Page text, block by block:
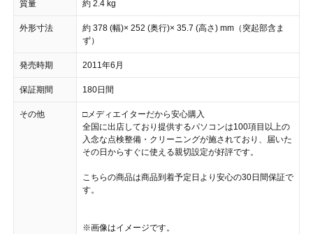
質量 約 2.4 kg
外形寸法
約 378 (幅)× 252 (奥行)× 35.7 (高さ) mm（突起部含ま
ず）
発売時期 2011年6月
保証期間 180日間
その他
□メディエイターだから安心購入
全国に出店しており提供するパソコンは100項目以上の
入念な点検整備・クリーニングが施されており、届いた
その日からすぐに使える親切設定が好評です。
こちらの商品は商品到着予定日より安心の30日間保証で
す。
※画像はイメージです。